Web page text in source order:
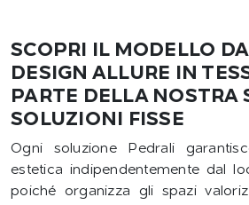
SCOPRI IL MODELLO
DESIGN ALLURE IN
PARTE DELLA NOSTRA
SOLUZIONI FISSE
Ogni soluzione Pedrali
estetica indipendentemente dal
poiché organizza gli spazi